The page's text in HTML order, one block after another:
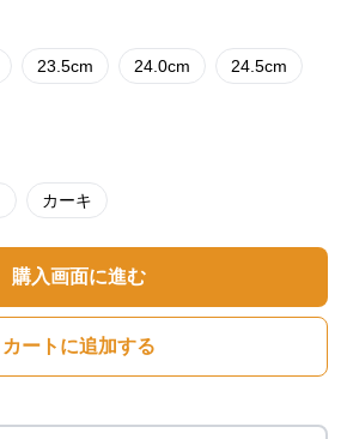
23.5cm 24.0cm 24.5cm
カーキ
購入画面に進む
カートに追加する